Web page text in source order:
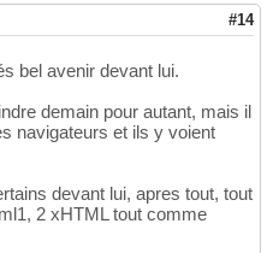
#14
bel avenir devant lui.
demain pour autant, mais il
navigateurs et ils y voient
devant lui, apres tout, tout
2 xHTML tout comme